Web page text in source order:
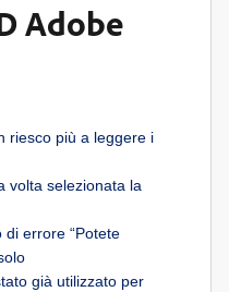
Adobe
più a leggere i
volta selezionata la
errore “Potete
già utilizzato per